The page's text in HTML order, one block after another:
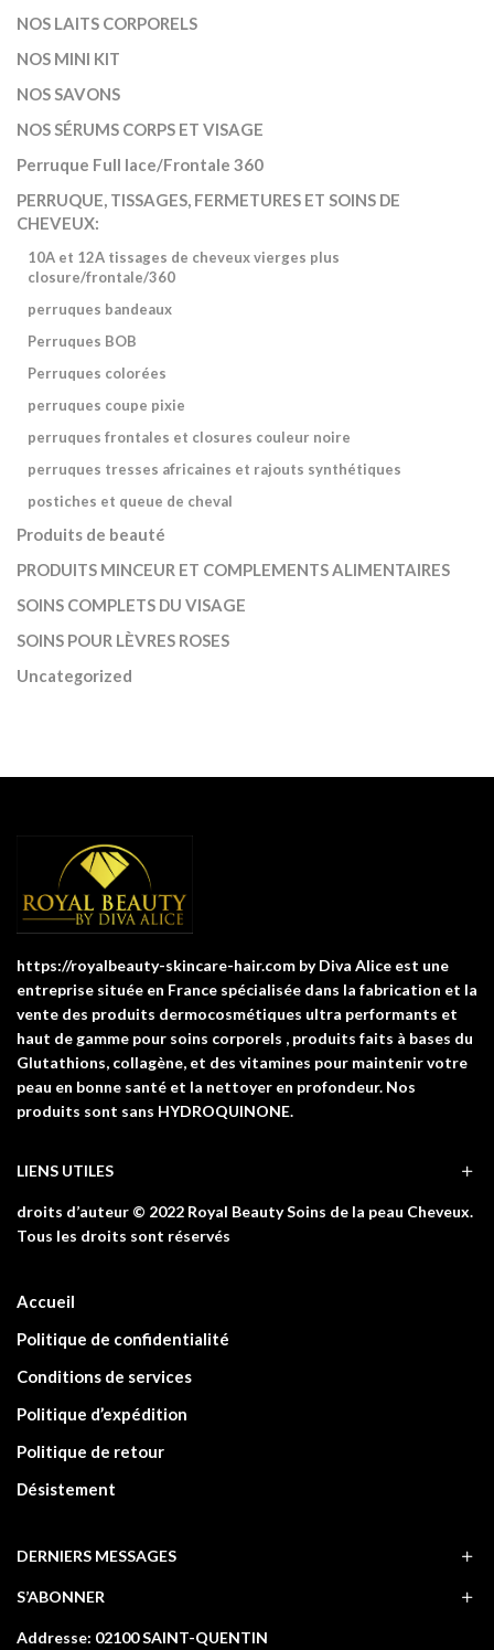
NOS LAITS CORPORELS
NOS MINI KIT
NOS SAVONS
NOS SÉRUMS CORPS ET VISAGE
Perruque Full lace/Frontale 360
PERRUQUE, TISSAGES, FERMETURES ET SOINS DE
CHEVEUX:
10A et 12A tissages de cheveux vierges plus
closure/frontale/360
perruques bandeaux
Perruques BOB
Perruques colorées
perruques coupe pixie
perruques frontales et closures couleur noire
perruques tresses africaines et rajouts synthétiques
postiches et queue de cheval
Produits de beauté
PRODUITS MINCEUR ET COMPLEMENTS ALIMENTAIRES
SOINS COMPLETS DU VISAGE
SOINS POUR LÈVRES ROSES
Uncategorized
https://royalbeauty-skincare-hair.com by Diva Alice est une
entreprise située en France spécialisée dans la fabrication et la
vente des produits dermocosmétiques ultra performants et
haut de gamme pour soins corporels , produits faits à bases du
Glutathions, collagène, et des vitamines pour maintenir votre
peau en bonne santé et la nettoyer en profondeur. Nos
produits sont sans HYDROQUINONE.
LIENS UTILES
droits d’auteur © 2022 Royal Beauty Soins de la peau Cheveux.
Tous les droits sont réservés
Accueil
Politique de confidentialité
Conditions de services
Politique d’expédition
Politique de retour
Désistement
DERNIERS MESSAGES
S’ABONNER
Addresse: 02100 SAINT-QUENTIN